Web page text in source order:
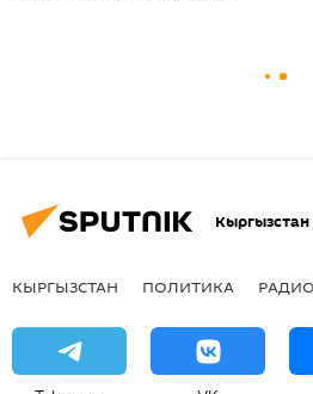
Кыргызстан
КЫРГЫЗСТАН ПОЛИТИКА